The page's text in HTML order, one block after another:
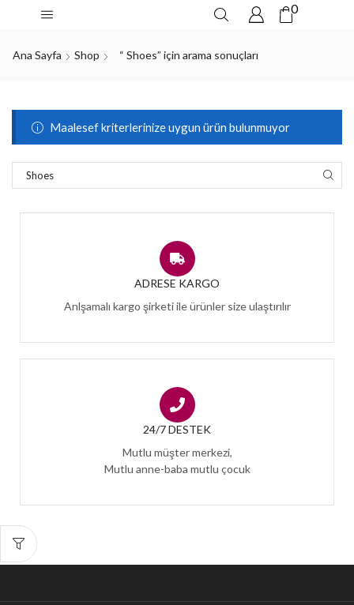
0
Ana Sayfa Shop “ Shoes” için arama sonuçları
Maalesef kriterlerinize uygun ürün bulunmuyor
ADRESE KARGO
Anlşamalı kargo şirketi ile ürünler size ulaştırılır
24/7 DESTEK
Mutlu müşter merkezi,
Mutlu anne-baba mutlu çocuk